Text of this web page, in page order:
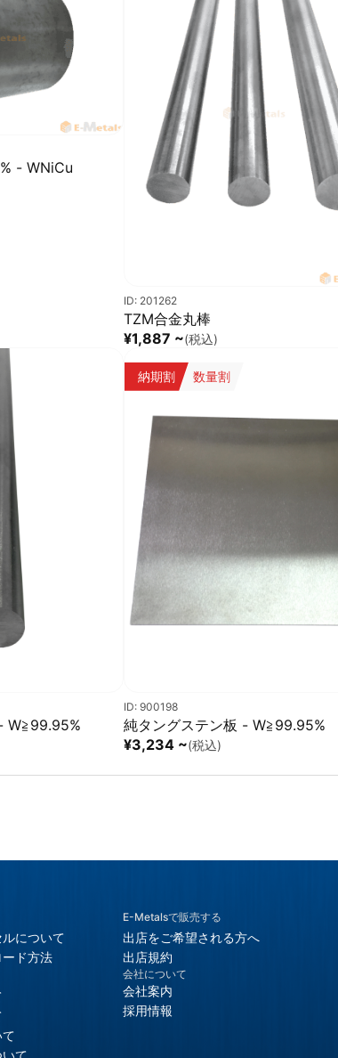
- WNiCu
ID: 201262
TZM合金丸棒
¥1,887 ~(税込)
W≧99.95%
納期割 数量割
ID: 900198
純タングステン板 - W≧99.95%
¥3,234 ~(税込)
について
ド方法
て
E-Metalsで販売する
出店をご希望される方へ
出店規約
会社について
会社案内
採用情報